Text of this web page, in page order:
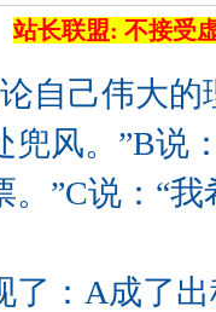
站长联盟: 不接受
自己伟大的
风。”B说
。”C说：“
了：A成了